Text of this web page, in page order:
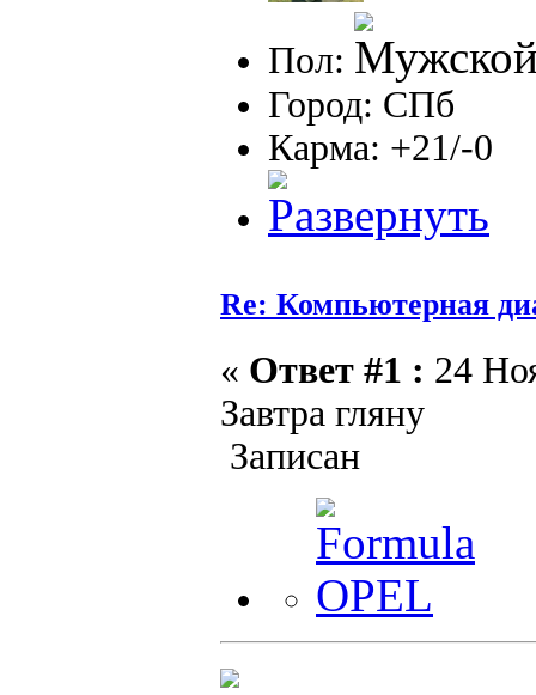
Пол:
Город: СПб
Карма: +21/-0
Re: Компьютерная
« Ответ #1 : 24
Завтра гляну
Записан